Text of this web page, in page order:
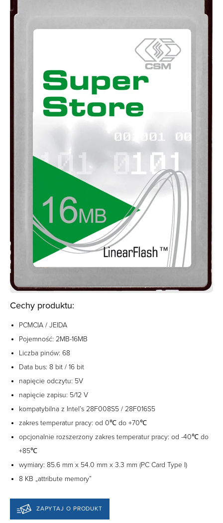
Cechy produktu:
PCMCIA / JEIDA
Pojemność: 2MB-16MB
Liczba pinów: 68
Data bus: 8 bit / 16 bit
napięcie odczytu: 5V
napięcie zapisu: 5/12 V
kompatybilna z Intel’s 28F008S5 / 28F016S5
zakres temperatur pracy: od 0℃ do +70℃
opcjonalnie rozszerzony zakres temperatur pracy: od -40℃ do
+85℃
wymiary: 85.6 mm x 54.0 mm x 3.3 mm (PC Card Type I)
8 KB „attribute memory”
ZAPYTAJ O PRODUKT